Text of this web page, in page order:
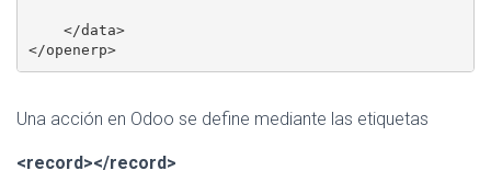
    </data>
</openerp>
Una acción en Odoo se define mediante las etiquetas
<record></record>